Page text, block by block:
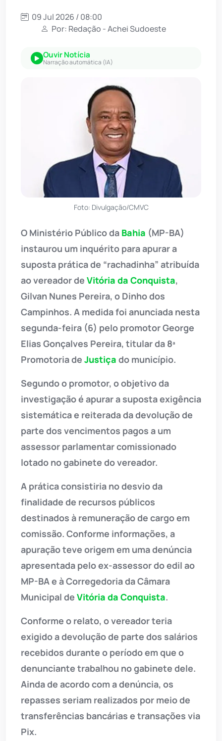
09 Jul 2026 / 08:00
Por: Redação - Achei Sudoeste
Ouvir Notícia
Narração automática (IA)
Foto: Divulgação/CMVC
O Ministério Público da Bahia (MP-BA)
instaurou um inquérito para apurar a
suposta prática de “rachadinha” atribuída
ao vereador de Vitória da Conquista,
Gilvan Nunes Pereira, o Dinho dos
Campinhos. A medida foi anunciada nesta
segunda-feira (6) pelo promotor George
Elias Gonçalves Pereira, titular da 8ª
Promotoria de Justiça do município.
Segundo o promotor, o objetivo da
investigação é apurar a suposta exigência
sistemática e reiterada da devolução de
parte dos vencimentos pagos a um
assessor parlamentar comissionado
lotado no gabinete do vereador.
A prática consistiria no desvio da
finalidade de recursos públicos
destinados à remuneração de cargo em
comissão. Conforme informações, a
apuração teve origem em uma denúncia
apresentada pelo ex-assessor do edil ao
MP-BA e à Corregedoria da Câmara
Municipal de Vitória da Conquista.
Conforme o relato, o vereador teria
exigido a devolução de parte dos salários
recebidos durante o período em que o
denunciante trabalhou no gabinete dele.
Ainda de acordo com a denúncia, os
repasses seriam realizados por meio de
transferências bancárias e transações via
Pix.